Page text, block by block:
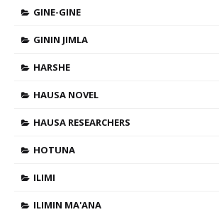
GINE-GINE
GININ JIMLA
HARSHE
HAUSA NOVEL
HAUSA RESEARCHERS
HOTUNA
ILIMI
ILIMIN MA'ANA